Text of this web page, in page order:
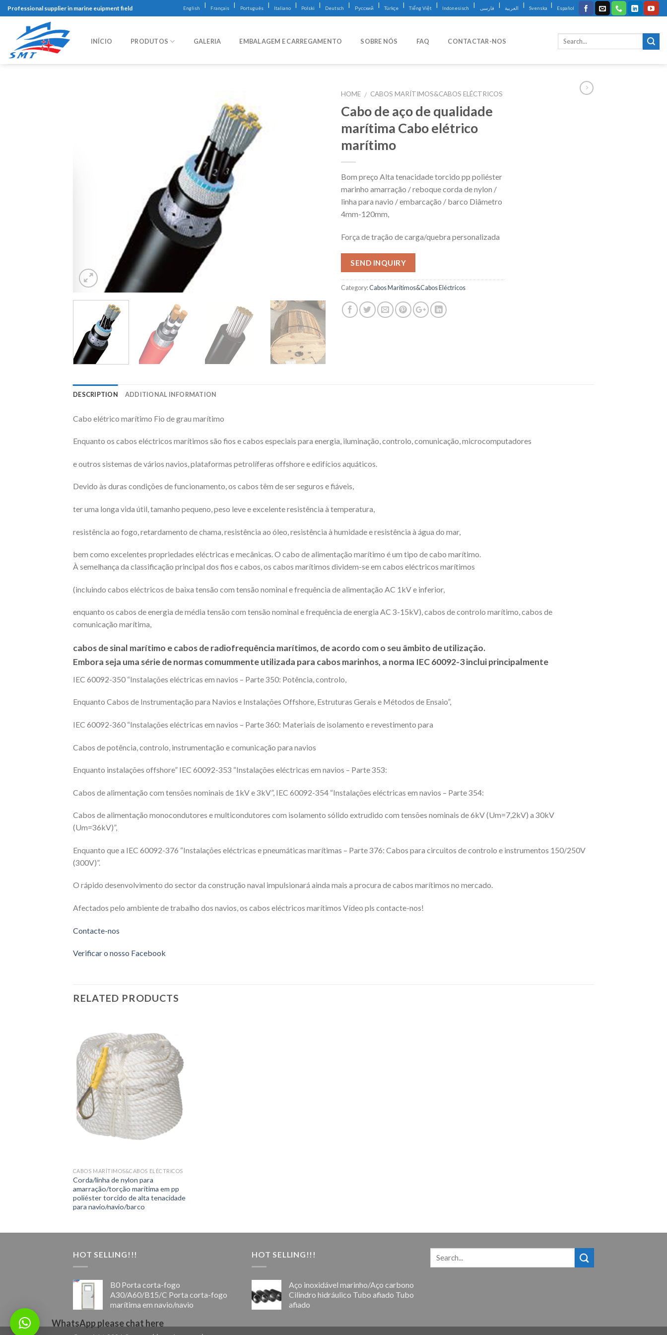
Skip
to
content
Professional supplier in marine euipment field English | Français | Português | Italiano | Polski | Deutsch | Русский | Türkçe | Tiếng Việt | Indonesisch | فارسی | العربية | Svenska | Español
INÍCIO PRODUTOS GALERIA EMBALAGEM E CARREGAMENTO SOBRE NÓS FAQ CONTACTAR-NOS
HOME / CABOS MARÍTIMOS&CABOS ELÉCTRICOS
Cabo de aço de qualidade
marítima Cabo elétrico
marítimo
Bom preço Alta tenacidade torcido pp poliéster
marinho amarração / reboque corda de nylon /
linha para navio / embarcação / barco Diâmetro
4mm-120mm,
Força de tração de carga/quebra personalizada
SEND INQUIRY
Category:Cabos Marítimos&Cabos Eléctricos
DESCRIPTION ADDITIONAL INFORMATION
Cabo elétrico marítimo Fio de grau marítimo
Enquanto os cabos eléctricos marítimos são fios e cabos especiais para energia, iluminação, controlo, comunicação, microcomputadores
e outros sistemas de vários navios, plataformas petrolíferas offshore e edifícios aquáticos.
Devido às duras condições de funcionamento, os cabos têm de ser seguros e fiáveis,
ter uma longa vida útil, tamanho pequeno, peso leve e excelente resistência à temperatura,
resistência ao fogo, retardamento de chama, resistência ao óleo, resistência à humidade e resistência à água do mar,
bem como excelentes propriedades eléctricas e mecânicas. O cabo de alimentação marítimo é um tipo de cabo marítimo.
À semelhança da classificação principal dos fios e cabos, os cabos marítimos dividem-se em cabos eléctricos marítimos
(incluindo cabos eléctricos de baixa tensão com tensão nominal e frequência de alimentação AC 1kV e inferior,
enquanto os cabos de energia de média tensão com tensão nominal e frequência de energia AC 3-15kV), cabos de controlo marítimo, cabos de
comunicação marítima,
cabos de sinal marítimo e cabos de radiofrequência marítimos, de acordo com o seu âmbito de utilização.
Embora seja uma série de normas comummente utilizada para cabos marinhos, a norma IEC 60092-3 inclui principalmente
IEC 60092-350 “Instalações eléctricas em navios – Parte 350: Potência, controlo,
Enquanto Cabos de Instrumentação para Navios e Instalações Offshore, Estruturas Gerais e Métodos de Ensaio”,
IEC 60092-360 “Instalações eléctricas em navios – Parte 360: Materiais de isolamento e revestimento para
Cabos de potência, controlo, instrumentação e comunicação para navios
Enquanto instalações offshore” IEC 60092-353 “Instalações eléctricas em navios – Parte 353:
Cabos de alimentação com tensões nominais de 1kV e 3kV”, IEC 60092-354 “Instalações eléctricas em navios – Parte 354:
Cabos de alimentação monocondutores e multicondutores com isolamento sólido extrudido com tensões nominais de 6kV (Um=7,2kV) a 30kV
(Um=36kV)”,
Enquanto que a IEC 60092-376 “Instalações eléctricas e pneumáticas marítimas – Parte 376: Cabos para circuitos de controlo e instrumentos 150/250V
(300V)”.
O rápido desenvolvimento do sector da construção naval impulsionará ainda mais a procura de cabos marítimos no mercado.
Afectados pelo ambiente de trabalho dos navios, os cabos eléctricos marítimos Vídeo pls contacte-nos!
Contacte-nos
Verificar o nosso Facebook
RELATED PRODUCTS
CABOS MARÍTIMOS&CABOS ELÉCTRICOS
Corda/linha de nylon para
amarração/torção marítima em pp
poliéster torcido de alta tenacidade
para navio/navio/barco
HOT SELLING!!!
B0 Porta corta-fogo
A30/A60/B15/C Porta corta-fogo
marítima em navio/navio
HOT SELLING!!!
Aço inoxidável marinho/Aço carbono
Cilindro hidráulico Tubo afiado Tubo
afiado
WhatsApp please chat here